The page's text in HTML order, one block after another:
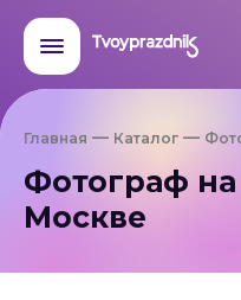
Главная Каталог
Фотограф
Москве